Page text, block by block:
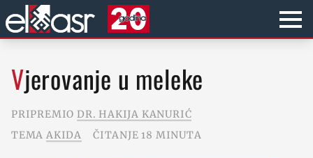
Vjerovanje u meleke
PRIPREMIO DR. HAKIJA KANURIĆ
TEMA AKIDA ČITANJE 18 MINUTA